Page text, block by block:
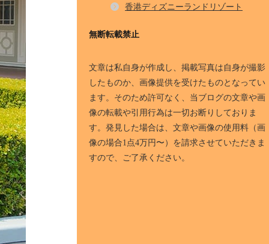
香港ディズニーランドリゾート
無断転載禁止
文章は私自身が作成し、掲載写真は自身が撮影
したものか、画像提供を受けたものとなってい
ます。そのため許可なく、当ブログの文章や画
像の転載や引用行為は一切お断りしておりま
す。発見した場合は、文章や画像の使用料（画
像の場合1点4万円〜）を請求させていただきま
すので、ご了承ください。